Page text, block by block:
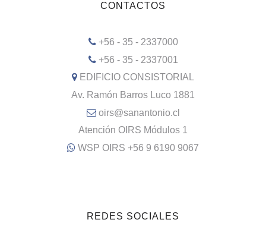
CONTACTOS
+56 - 35 - 2337000
+56 - 35 - 2337001
EDIFICIO CONSISTORIAL
Av. Ramón Barros Luco 1881
oirs@sanantonio.cl
Atención OIRS Módulos 1
WSP OIRS +56 9 6190 9067
REDES SOCIALES